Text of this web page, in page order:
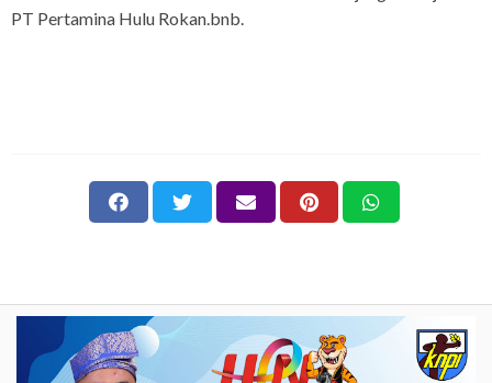
PT Pertamina Hulu Rokan.bnb.